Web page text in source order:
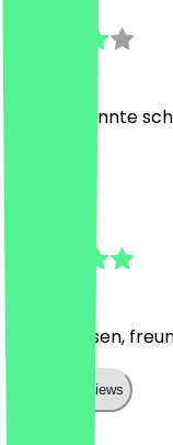
Service könnte
Lecker essen,
Show all reviews